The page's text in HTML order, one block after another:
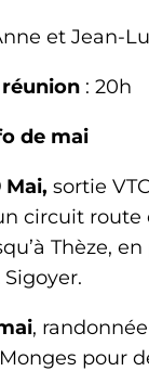
et Jean-
: 20h
de mai
Mai, sortie
circuit route
Thèze,
,
pour